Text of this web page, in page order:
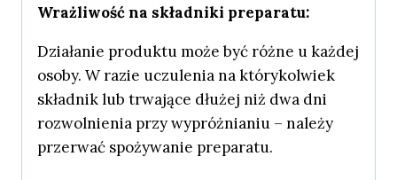
Wrażliwość na składniki preparatu:
Działanie produktu może być różne u każdej
osoby. W razie uczulenia na którykolwiek
składnik lub trwające dłużej niż dwa dni
rozwolnienia przy wypróżnianiu – należy
przerwać spożywanie preparatu.